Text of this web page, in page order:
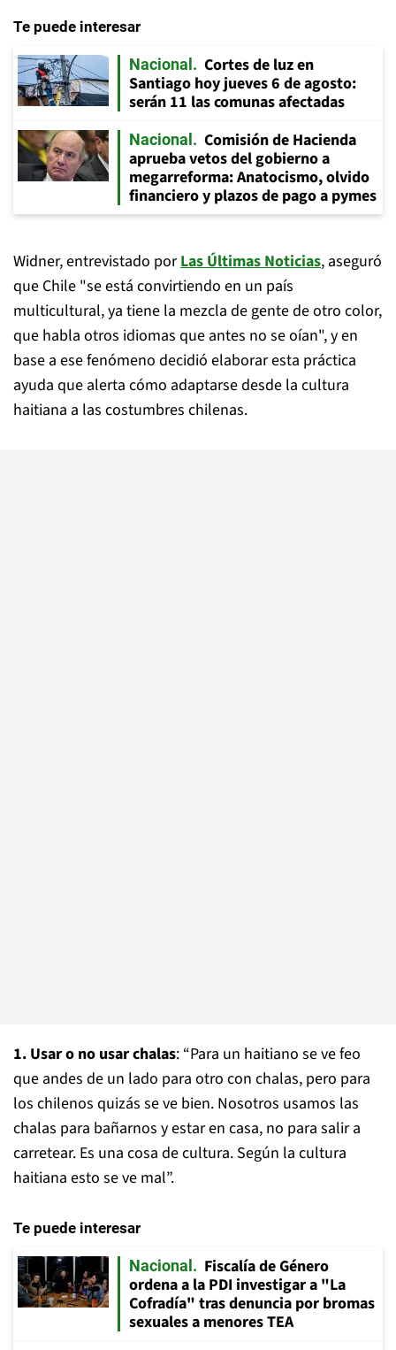
Te puede interesar
Nacional
Cortes de luz en
Santiago hoy jueves 6 de agosto:
serán 11 las comunas afectadas
Nacional
Comisión de Hacienda
aprueba vetos del gobierno a
megarreforma: Anatocismo, olvido
financiero y plazos de pago a pymes
Widner, entrevistado porLas Últimas Noticias, aseguró
que Chile "se está convirtiendo en un país
multicultural, ya tiene la mezcla de gente de otro color,
que habla otros idiomas que antes no se oían", y en
base a ese fenómeno decidió elaborar esta práctica
ayuda que alerta cómo adaptarse desde la cultura
haitiana a las costumbres chilenas.
1. Usar o no usar chalas: “Para un haitiano se ve feo
que andes de un lado para otro con chalas, pero para
los chilenos quizás se ve bien. Nosotros usamos las
chalas para bañarnos y estar en casa, no para salir a
carretear. Es una cosa de cultura. Según la cultura
haitiana esto se ve mal”.
Te puede interesar
Nacional
Fiscalía de Género
ordena a la PDI investigar a "La
Cofradía" tras denuncia por bromas
sexuales a menores TEA